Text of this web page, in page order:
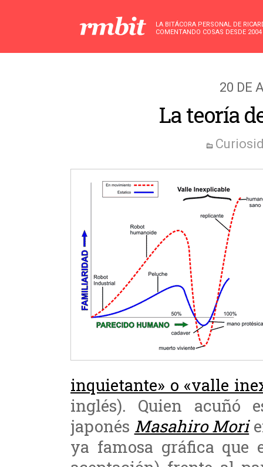
LA BITÁCORA PERSONAL DE
COMENTANDO COSAS DESDE 2004
20 DE
La teoría
inquietante» o «valle
inglés). Quien acuñó
japonés Masahiro Mori
ya famosa gráfica que